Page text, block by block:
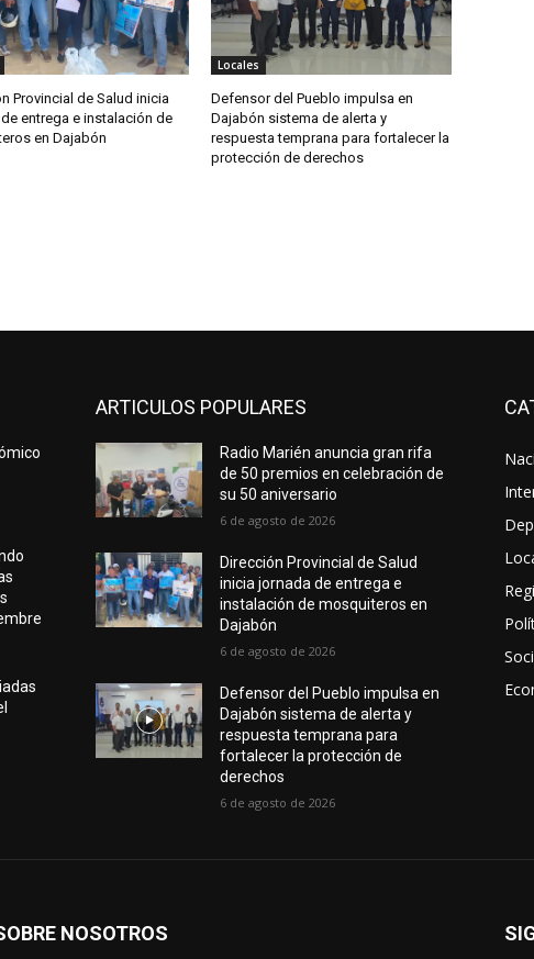
Provincial de Salud inicia
entrega e instalación de
en Dajabón
Locales
Defensor del Pueblo impulsa en
Dajabón sistema de alerta y
respuesta temprana para fortalecer la
protección de derechos
ARTICULOS POPULARES
Radio Marién anuncia gran rifa
de 50 premios en celebración de
su 50 aniversario
6 de agosto de 2026
Dirección Provincial de Salud
inicia jornada de entrega e
instalación de mosquiteros en
Dajabón
6 de agosto de 2026
Defensor del Pueblo impulsa en
Dajabón sistema de alerta y
respuesta temprana para
fortalecer la protección de
derechos
6 de agosto de 2026
NOSOTROS